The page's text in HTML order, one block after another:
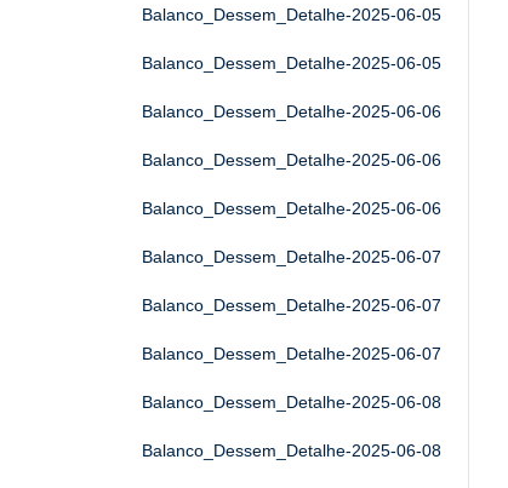
Balanco_Dessem_Detalhe-2025-06-05
Balanco_Dessem_Detalhe-2025-06-05
Balanco_Dessem_Detalhe-2025-06-06
Balanco_Dessem_Detalhe-2025-06-06
Balanco_Dessem_Detalhe-2025-06-06
Balanco_Dessem_Detalhe-2025-06-07
Balanco_Dessem_Detalhe-2025-06-07
Balanco_Dessem_Detalhe-2025-06-07
Balanco_Dessem_Detalhe-2025-06-08
Balanco_Dessem_Detalhe-2025-06-08